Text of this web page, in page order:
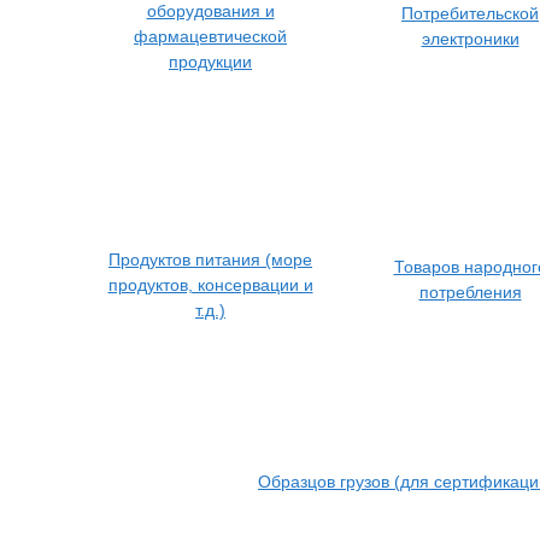
оборудования и
фармацевтической
продукции
Потребительской
электроники
Продуктов питания (море
продуктов, консервации и
т.д.)
Товаров
потребления
Образцов грузов (для